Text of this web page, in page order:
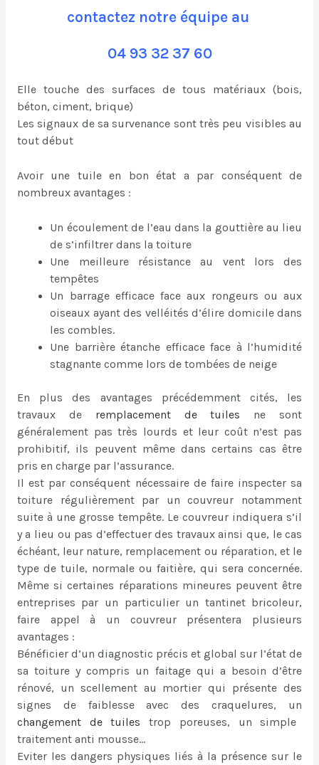
contactez notre équipe au
04 93 32 37 60
Elle touche des surfaces de tous matériaux (bois,
béton, ciment, brique)
Les signaux de sa survenance sont très peu visibles au
tout début
Avoir une tuile en bon état a par conséquent de
nombreux avantages :
Un écoulement de l’eau dans la gouttière au lieu
de s’infiltrer dans la toiture
Une meilleure résistance au vent lors des
tempêtes
Un barrage efficace face aux rongeurs ou aux
oiseaux ayant des velléités d’élire domicile dans
les combles.
Une barrière étanche efficace face à l’humidité
stagnante comme lors de tombées de neige
En plus des avantages précédemment cités, les
travaux de
remplacement de tuiles
ne sont
généralement pas très lourds et leur coût n’est pas
prohibitif, ils peuvent même dans certains cas être
pris en charge par l’assurance.
Il est par conséquent nécessaire de faire inspecter sa
toiture régulièrement par un couvreur notamment
suite à une grosse tempête. Le couvreur indiquera s’il
y a lieu ou pas d’effectuer des travaux ainsi que, le cas
échéant, leur nature, remplacement ou réparation, et le
type de tuile, normale ou faitière, qui sera concernée.
Même si certaines réparations mineures peuvent être
entreprises par un particulier un tantinet bricoleur,
faire appel à un couvreur présentera plusieurs
avantages :
Bénéficier d’un diagnostic précis et global sur l’état de
sa toiture y compris un faitage qui a besoin d’être
rénové, un scellement au mortier qui présente des
signes de faiblesse avec des craquelures, un
changement de tuiles trop poreuses, un simple
traitement anti mousse…
Eviter les dangers physiques liés à la présence sur le